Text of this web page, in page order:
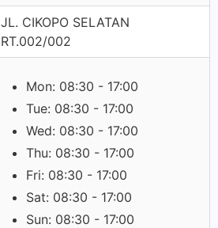
JL. CIKOPO SELATAN
RT.002/002
Mon: 08:30 - 17:00
Tue: 08:30 - 17:00
Wed: 08:30 - 17:00
Thu: 08:30 - 17:00
Fri: 08:30 - 17:00
Sat: 08:30 - 17:00
Sun: 08:30 - 17:00